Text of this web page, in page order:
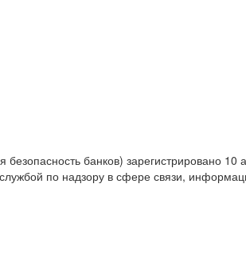
банков) зарегистрировано 10
по надзору в сфере связи,